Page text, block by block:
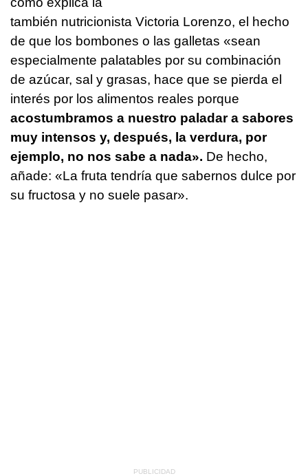
también nutricionista Victoria Lorenzo, el hecho
de que los bombones o las galletas «sean
especialmente palatables por su combinación
de azúcar, sal y grasas, hace que se pierda el
interés por los alimentos reales porque
acostumbramos a nuestro paladar a sabores
muy intensos y, después, la verdura, por
ejemplo, no nos sabe a nada». De hecho,
añade: «La fruta tendría que sabernos dulce por
su fructosa y no suele pasar».